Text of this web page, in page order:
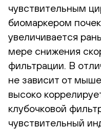
чувствительным
биомаркером
увеличивается
мере снижения
фильтрации. В
не зависит от
высоко
клубочковой
чувствительный